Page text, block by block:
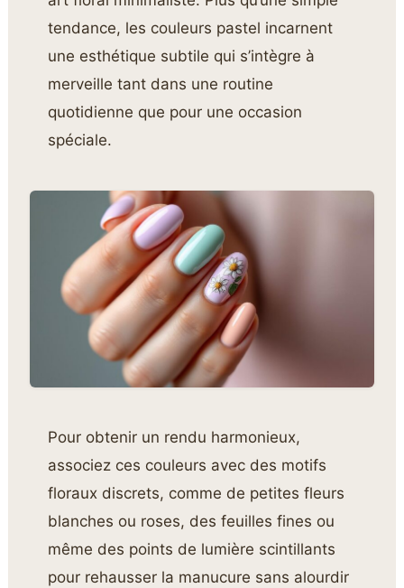
tendance, les couleurs pastel incarnent
une esthétique subtile qui s’intègre à
merveille tant dans une routine
quotidienne que pour une occasion
spéciale.
Pour obtenir un rendu harmonieux,
associez ces couleurs avec des motifs
floraux discrets, comme de petites fleurs
blanches ou roses, des feuilles fines ou
même des points de lumière scintillants
pour rehausser la manucure sans alourdir